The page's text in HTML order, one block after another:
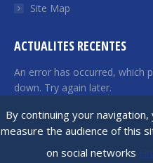
By continuing your
measure the audience of this
on social networks
Site Map
ACTUALITES RECENTES
An error has occurred, which
down. Try again later.
France Angels |